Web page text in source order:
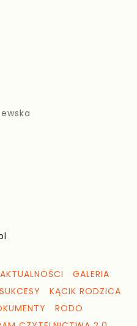
AKTUALNOŚCI
GALERIA
KĄCIK RODZICA
RODO